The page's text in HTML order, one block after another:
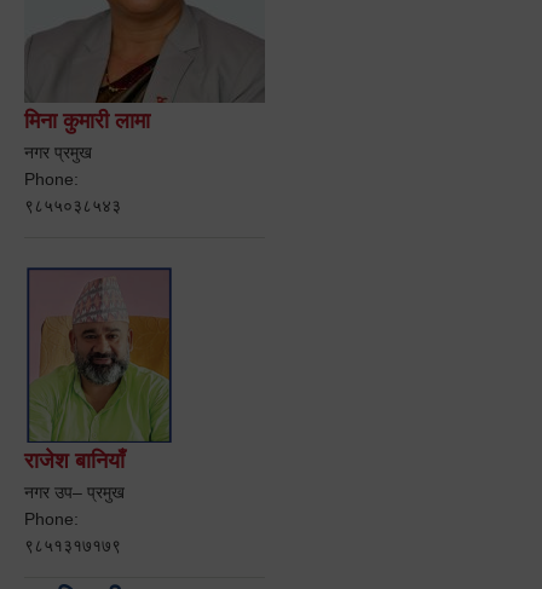
मिना कुमारी लामा
नगर प्रमुख
Phone:
९८५५०३८५४३
राजेश बानियाँ
नगर उप– प्रमुख
Phone:
९८५१३१७१७९